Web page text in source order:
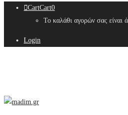
CartCart0
Το καλάθι αγορών σας είναι
Login